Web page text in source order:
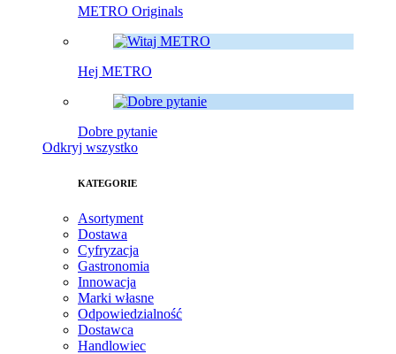
METRO Originals
Hej METRO
Dobre pytanie
Odkryj wszystko
KATEGORIE
Asortyment
Dostawa
Cyfryzacja
Gastronomia
Innowacja
Marki własne
Odpowiedzialność
Dostawca
Handlowiec